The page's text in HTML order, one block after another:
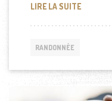
LIRE LA SUITE
RANDONNÉE